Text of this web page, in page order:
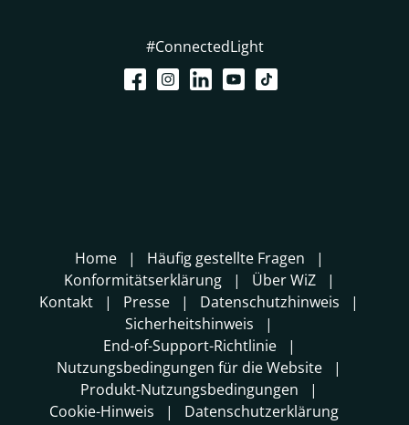
#ConnectedLight
Home
Häufig gestellte Fragen
Konformitätserklärung
Über WiZ
Kontakt
Presse
Datenschutzhinweis
Sicherheitshinweis
End-of-Support-Richtlinie
Nutzungsbedingungen für die Website
Produkt-Nutzungsbedingungen
Cookie-Hinweis
Datenschutzerklärung